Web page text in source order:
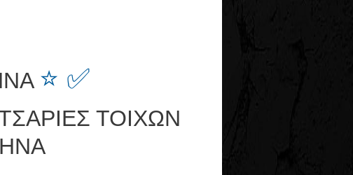
⭐ ✅
ΤΟΙΧΩΝ